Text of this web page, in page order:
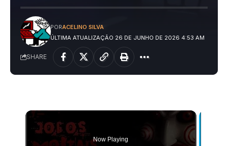
ÚLTIMA ATUALIZAÇÃO 26 DE JUNHO DE 2026 4:53 AM
PORACELINO SILVA
SHARE
Now Playing